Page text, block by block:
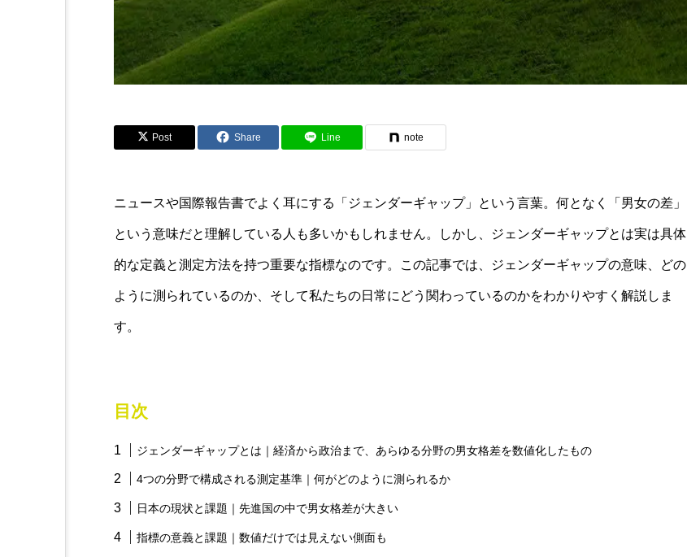
Post Share Line note
ニュースや国際報告書でよく耳にする「ジェンダーギャップ」という言葉。何となく「男女の差」
という意味だと理解している人も多いかもしれません。しかし、ジェンダーギャップとは実は具体
的な定義と測定方法を持つ重要な指標なのです。この記事では、ジェンダーギャップの意味、どの
ように測られているのか、そして私たちの日常にどう関わっているのかをわかりやすく解説しま
す。
目次
ジェンダーギャップとは｜経済から政治まで、あらゆる分野の男女格差を数値化したもの
4つの分野で構成される測定基準｜何がどのように測られるか
日本の現状と課題｜先進国の中で男女格差が大きい
指標の意義と課題｜数値だけでは見えない側面も